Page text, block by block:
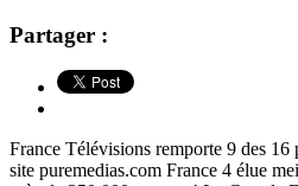
Partager :
France Télévisions remporte 9 des
site puremedias.com France 4 élue